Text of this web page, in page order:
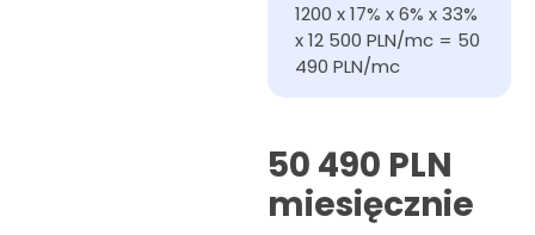
1200 x 17% x 6% x 33%
x 12 500 PLN/mc = 50
490 PLN/mc
50 490 PLN
miesięcznie